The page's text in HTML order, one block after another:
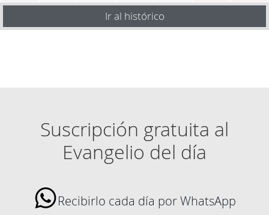
Ir al histórico
Suscripción gratuita al
Evangelio del día
Recibirlo cada día por WhatsApp